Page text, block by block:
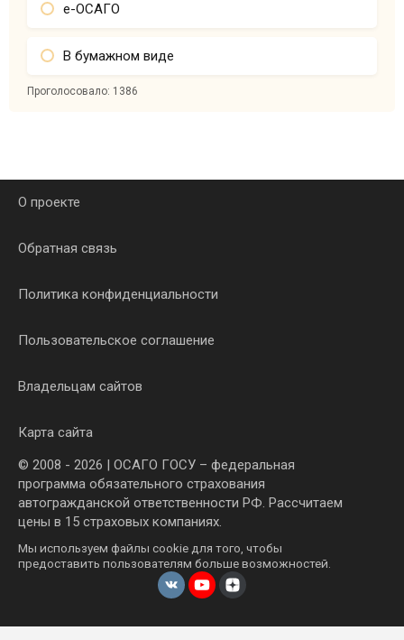
е-ОСАГО
В бумажном виде
Проголосовало: 1386
О проекте
Обратная связь
Политика конфиденциальности
Пользовательское соглашение
Владельцам сайтов
Карта сайта
© 2008 - 2026 | ОСАГО ГОСУ – федеральная
программа обязательного страхования
автогражданской ответственности РФ. Рассчитаем
цены в 15 страховых компаниях.
Мы используем файлы cookie для того, чтобы
предоставить пользователям больше возможностей.